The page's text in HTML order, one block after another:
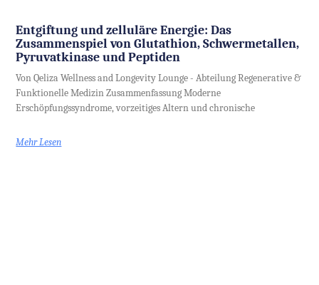
Entgiftung und zelluläre Energie: Das
Zusammenspiel von Glutathion, Schwermetallen,
Pyruvatkinase und Peptiden
Von Qeliza Wellness and Longevity Lounge - Abteilung Regenerative &
Funktionelle Medizin Zusammenfassung Moderne
Erschöpfungssyndrome, vorzeitiges Altern und chronische
Mehr Lesen